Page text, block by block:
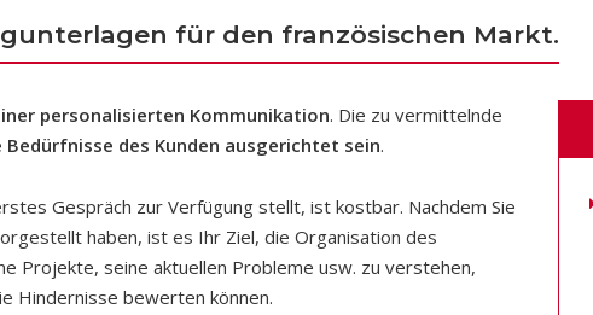
für den französischen Markt.
personalisierten Kommunikation. Die zu vermittelnde
des Kunden ausgerichtet sein.
Gespräch zur Verfügung stellt, ist kostbar. Nachdem Sie
haben, ist es Ihr Ziel, die Organisation des
Projekte, seine aktuellen Probleme usw. zu verstehen,
Hindernisse bewerten können.